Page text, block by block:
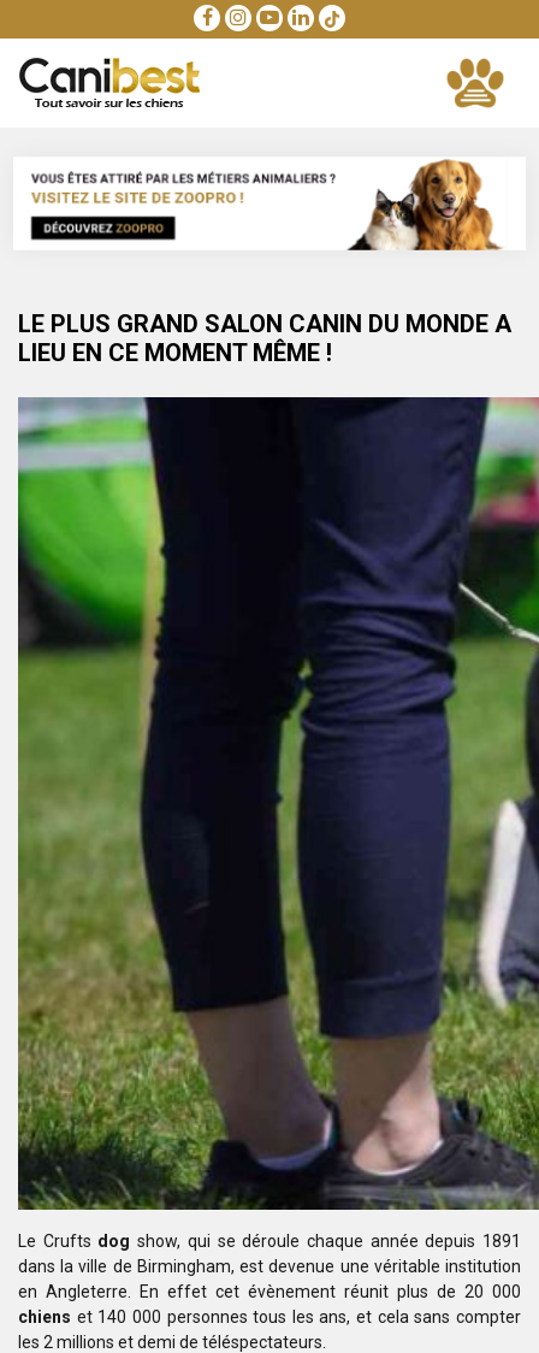
LE PLUS GRAND SALON CANIN DU MONDE A
LIEU EN CE MOMENT MÊME !
Le Crufts dogshow, qui se déroule chaque année depuis 1891
dans la ville de Birmingham, est devenue une véritable institution
en Angleterre. En effet cet évènement réunit plus de 20 000
chiens et 140 000 personnes tous les ans, et cela sans compter
les 2 millions et demi de téléspectateurs.